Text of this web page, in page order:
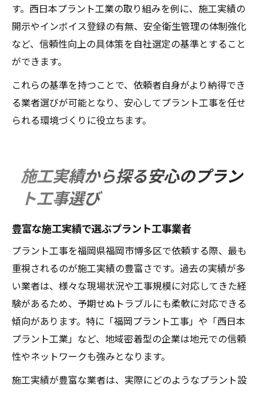
す。西日本プラント工業の取り組みを例に、施工実績の
開示やインボイス登録の有無、安全衛生管理の体制強化
など、信頼性向上の具体策を自社選定の基準とすること
ができます。
これらの基準を持つことで、依頼者自身がより納得でき
る業者選びが可能となり、安心してプラント工事を任せ
られる環境づくりに役立ちます。
施工実績から探る安心のプラン
ト工事選び
豊富な施工実績で選ぶプラント工事業者
プラント工事を福岡県福岡市博多区で依頼する際、最も
重視されるのが施工実績の豊富さです。過去の実績が多
い業者は、様々な現場状況や工事規模に対応してきた経
験があるため、予期せぬトラブルにも柔軟に対応できる
傾向があります。特に「福岡プラント工事」や「西日本
プラント工業」など、地域密着型の企業は地元での信頼
性やネットワークも強みとなります。
施工実績が豊富な業者は、実際にどのようなプラント設